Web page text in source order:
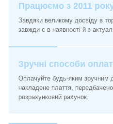
Працюємо з 2011
Завдяки великому досвіду в
завжди є в наявності й з
Зручні способи
Оплачуйте будь-яким зручним
накладене плаття,
розрахунковий рахунок.